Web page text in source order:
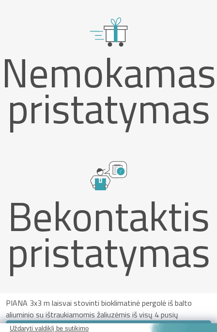
Nemokamas
pristatymas
Bekontaktis
pristatymas
PIANA 3x3 m laisvai stovinti bioklimatinė pergolė iš balto
aliuminio su ištraukiamomis žaliuzėmis iš visų 4 pusių